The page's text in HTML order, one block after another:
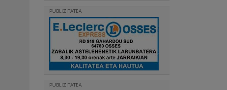
PUBLIZITATEA
PUBLIZITATEA